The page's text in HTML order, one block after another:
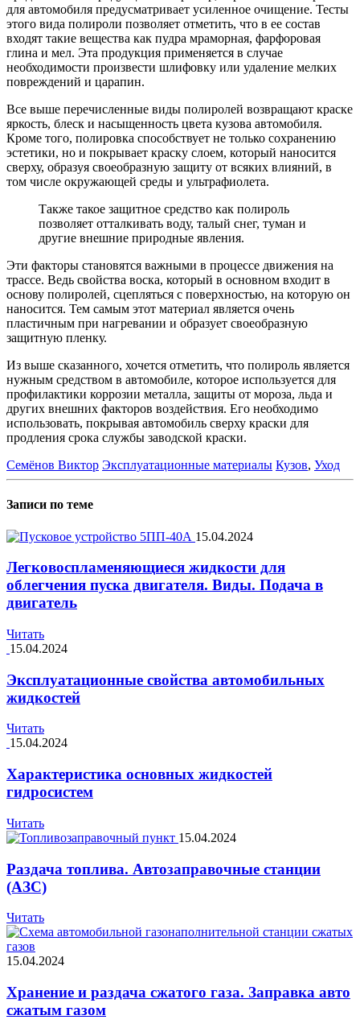
для автомобиля предусматривает усиленное очищение. Тесты
этого вида полироли позволяет отметить, что в ее состав
входят такие вещества как пудра мраморная, фарфоровая
глина и мел. Эта продукция применяется в случае
необходимости произвести шлифовку или удаление мелких
повреждений и царапин.
Все выше перечисленные виды полиролей возвращают краске
яркость, блеск и насыщенность цвета кузова автомобиля.
Кроме того, полировка способствует не только сохранению
эстетики, но и покрывает краску слоем, который наносится
сверху, образуя своеобразную защиту от всяких влияний, в
том числе окружающей среды и ультрафиолета.
Также такое защитное средство как полироль
позволяет отталкивать воду, талый снег, туман и
другие внешние природные явления.
Эти факторы становятся важными в процессе движения на
трассе. Ведь свойства воска, который в основном входит в
основу полиролей, сцепляться с поверхностью, на которую он
наносится. Тем самым этот материал является очень
пластичным при нагревании и образует своеобразную
защитную пленку.
Из выше сказанного, хочется отметить, что полироль является
нужным средством в автомобиле, которое используется для
профилактики коррозии металла, защиты от мороза, льда и
других внешних факторов воздействия. Его необходимо
использовать, покрывая автомобиль сверху краски для
продления срока службы заводской краски.
Семёнов Виктор Эксплуатационные материалы Кузов, Уход
Записи по теме
15.04.2024
Легковоспламеняющиеся жидкости для
облегчения пуска двигателя. Виды. Подача в
двигатель
Читать
15.04.2024
Эксплуатационные свойства автомобильных
жидкостей
Читать
15.04.2024
Характеристика основных жидкостей
гидросистем
Читать
15.04.2024
Раздача топлива. Автозаправочные станции
(АЗС)
Читать
15.04.2024
Хранение и раздача сжатого газа. Заправка авто
сжатым газом